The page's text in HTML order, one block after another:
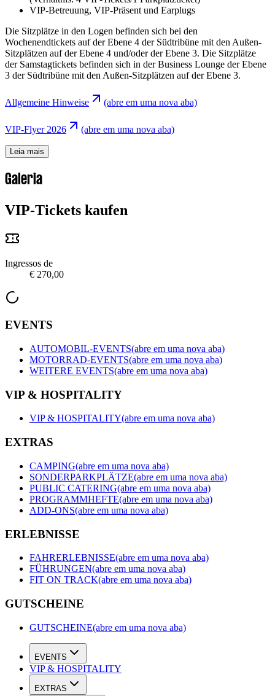
VIP-Betreuung, VIP-Präsent und Earplugs
Die Sitzplätze in den Logen befinden sich bei den
Wochenendtickets auf der Ebene 4 der Südtribüne mit den Außen-
Sitzplätzen auf der Ebene 4 und/oder der Ebene 3. Die Sitzplätze
der Samstagtickets befinden sich in der Business Lounge der Ebene
3 der Südtribüne mit den Außen-Sitzplätzen auf der Ebene 3.
Allgemeine Hinweise (abre em uma nova aba)
VIP-Flyer 2026 (abre em uma nova aba)
Leia mais
Galeria
VIP-Tickets kaufen
Ingressos de
€ 270,00
EVENTS
AUTOMOBIL-EVENTS(abre em uma nova aba)
MOTORRAD-EVENTS(abre em uma nova aba)
WEITERE EVENTS(abre em uma nova aba)
VIP & HOSPITALITY
VIP & HOSPITALITY(abre em uma nova aba)
EXTRAS
CAMPING(abre em uma nova aba)
SONDERPARKPLÄTZE(abre em uma nova aba)
PUBLIC CATERING(abre em uma nova aba)
PROGRAMMHEFTE(abre em uma nova aba)
ADD-ONS(abre em uma nova aba)
ERLEBNISSE
FAHRERLEBNISSE(abre em uma nova aba)
FÜHRUNGEN(abre em uma nova aba)
FIT ON TRACK(abre em uma nova aba)
GUTSCHEINE
GUTSCHEINE(abre em uma nova aba)
EVENTS
VIP & HOSPITALITY
EXTRAS